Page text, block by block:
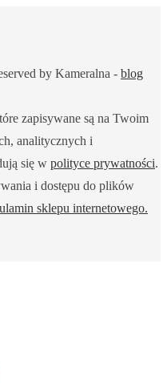
by Kameralna - blog
zapisywane są na Twoim
analitycznych i
się w polityce prywatności.
i dostępu do plików
sklepu internetowego.